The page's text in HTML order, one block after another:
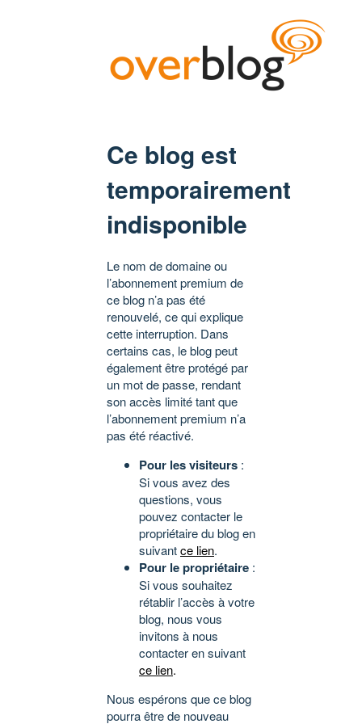
Ce blog est
temporairement
indisponible
Le nom de domaine ou
l’abonnement premium de
ce blog n’a pas été
renouvelé, ce qui explique
cette interruption. Dans
certains cas, le blog peut
également être protégé par
un mot de passe, rendant
son accès limité tant que
l’abonnement premium n’a
pas été réactivé.
Pour les visiteurs :
Si vous avez des
questions, vous
pouvez contacter le
propriétaire du blog en
suivantce lien.
Pour le propriétaire :
Si vous souhaitez
rétablir l’accès à votre
blog, nous vous
invitons à nous
contacter en suivant
ce lien.
Nous espérons que ce blog
pourra être de nouveau